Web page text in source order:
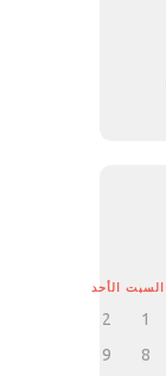
السبت الأحد
1
2
8
9